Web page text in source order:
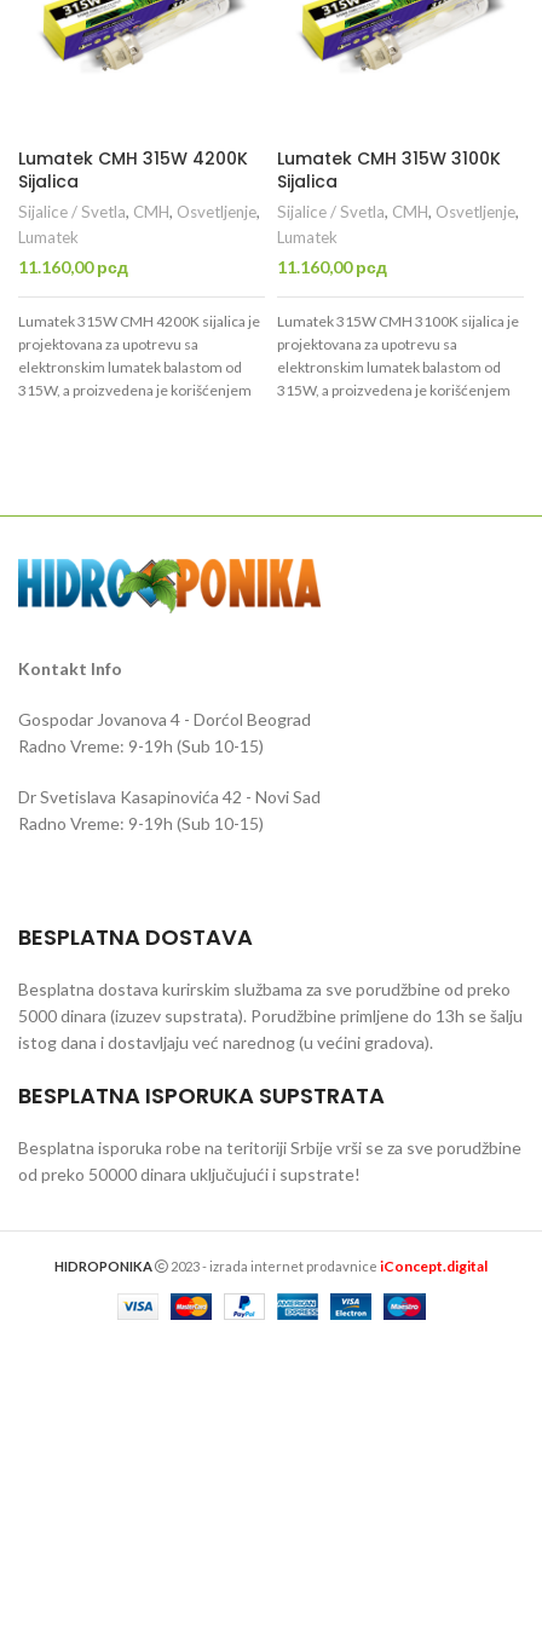
Lumatek CMH 315W 4200K
Sijalica
Sijalice / Svetla, CMH, Osvetljenje,
Lumatek
11.160,00рсд
Lumatek 315W CMH 4200K sijalica je
projektovana za upotrevu sa
elektronskim lumatek balastom od
315W, a proizvedena je korišćenjem
trajanja sijalice i veće održavanje
lumena.
Lumatek CMH 315W 3100K
Sijalica
Sijalice / Svetla, CMH, Osvetljenje,
Lumatek
11.160,00рсд
Lumatek 315W CMH 3100K sijalica je
projektovana za upotrevu sa
elektronskim lumatek balastom od
315W, a proizvedena je korišćenjem
trajanja sijalice i veće održavanje
lumena.
Kontakt Info
Gospodar Jovanova 4 - Dorćol Beograd
Radno Vreme: 9-19h (Sub 10-15)
Dr Svetislava Kasapinovića 42 - Novi Sad
Radno Vreme: 9-19h (Sub 10-15)
BESPLATNA DOSTAVA
Besplatna dostava kurirskim službama za sve porudžbine od preko
5000 dinara (izuzev supstrata). Porudžbine primljene do 13h se šalju
istog dana i dostavljaju već narednog (u većini gradova).
BESPLATNA ISPORUKA SUPSTRATA
Besplatna isporuka robe na teritoriji Srbije vrši se za sve porudžbine
od preko 50000 dinara uključujući i supstrate!
HIDROPONIKA 2023 - izrada internet prodavnice iConcept.digital